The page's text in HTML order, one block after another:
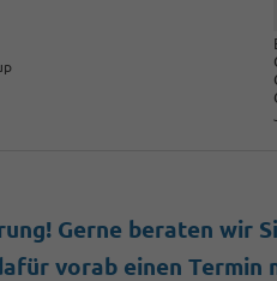
Gerne beraten wir
vorab einen Termin